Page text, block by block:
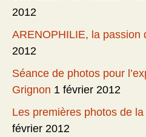
2012
ARENOPHILIE, la passion
2012
Séance de photos pour
Grignon 1 février 2012
Les premières photos de
février 2012